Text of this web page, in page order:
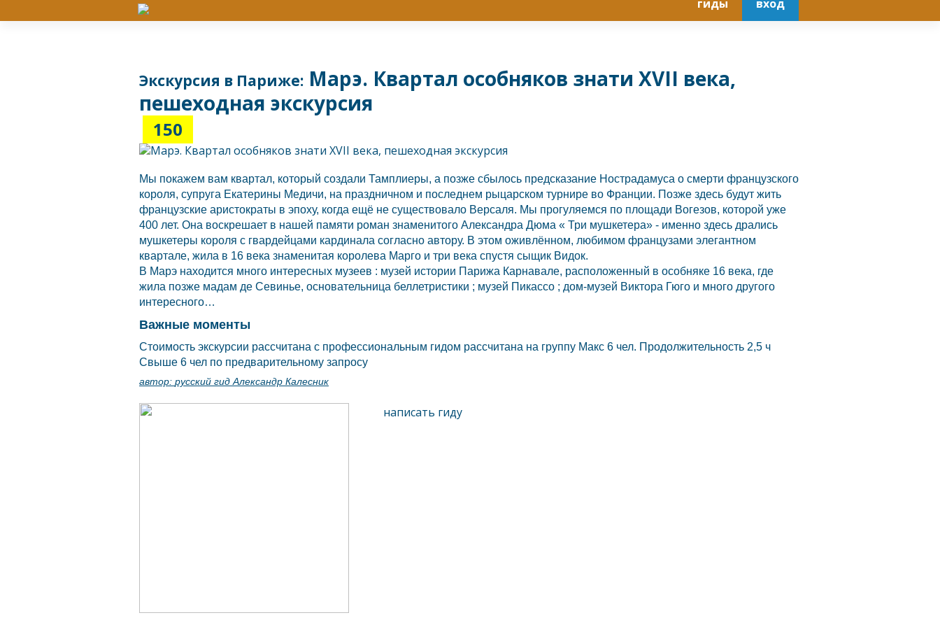
гиды вход
Экскурсия в Париже: Марэ. Квартал особняков знати XVII века,
пешеходная экскурсия
150
Мы покажем вам квартал, который создали Тамплиеры, а позже сбылось предсказание Нострадамуса о смерти французского
короля, супруга Екатерины Медичи, на праздничном и последнем рыцарском турнире во Франции. Позже здесь будут жить
французские аристократы в эпоху, когда ещё не существовало Версаля. Мы прогуляемся по площади Вогезов, которой уже
400 лет. Она воскрешает в нашей памяти роман знаменитого Александра Дюма « Три мушкетера» - именно здесь дрались
мушкетеры короля с гвардейцами кардинала согласно автору. В этом оживлённом, любимом французами элегантном
квартале, жила в 16 века знаменитая королева Марго и три века спустя сыщик Видок.
В Марэ находится много интересных музеев : музей истории Парижа Карнавале, расположенный в особняке 16 века, где
жила позже мадам де Севинье, основательница беллетристики ; музей Пикассо ; дом-музей Виктора Гюго и много другого
интересного…
Важные моменты
Стоимость экскурсии рассчитана с профессиональным гидом рассчитана на группу Макс 6 чел. Продолжительность 2,5 ч
Свыше 6 чел по предварительному запросу
автор: русский гид Александр Калесник
написать гиду